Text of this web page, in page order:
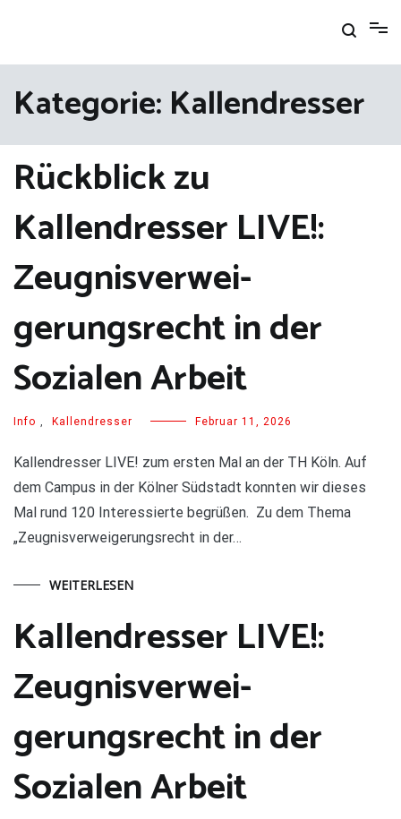
Kategorie: Kallendresser
Rückblick zu
Kallendresser LIVE!:
Zeugnisverwei-
gerungsrecht in der
Sozialen Arbeit
Info , Kallendresser Februar 11, 2026
Kallendresser LIVE! zum ersten Mal an der TH Köln. Auf
dem Campus in der Kölner Südstadt konnten wir dieses
Mal rund 120 Interessierte begrüßen. Zu dem Thema
„Zeugnisverweigerungsrecht in der…
WEITERLESEN
Kallendresser LIVE!:
Zeugnisverwei-
gerungsrecht in der
Sozialen Arbeit